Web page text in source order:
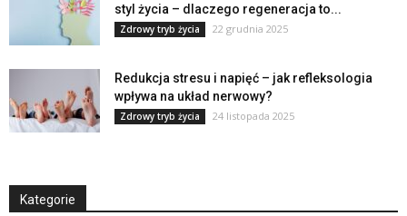
styl życia – dlaczego regeneracja to...
Zdrowy tryb życia 22 grudnia 2025
Redukcja stresu i napięć – jak refleksologia
wpływa na układ nerwowy?
Zdrowy tryb życia 24 listopada 2025
Kategorie